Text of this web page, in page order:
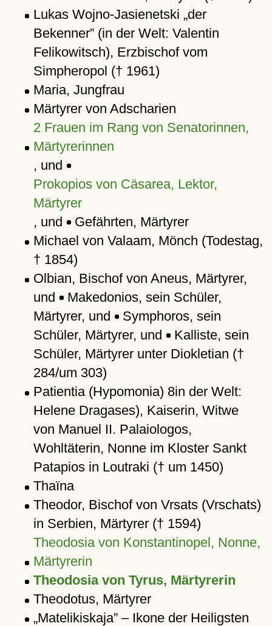
Lukas Wojno-Jasienetski der
Bekenner (in der Welt: Valentin
Felikowitsch), Erzbischof vom
Simpheropol († 1961)
Maria, Jungfrau
Märtyrer von Adscharien
2 Frauen im Rang von Senatorinnen,
Märtyrerinnen
, und
Prokopios von Cäsarea, Lektor,
Märtyrer
, und Gefährten, Märtyrer
Michael von Valaam, Mönch (Todestag,
† 1854)
Olbian, Bischof von Aneus, Märtyrer,
und Makedonios, sein Schüler,
Märtyrer, und Symphoros, sein
Schüler, Märtyrer, und Kalliste, sein
Schüler, Märtyrer unter Diokletian (†
284/um 303)
Patientia (Hypomonia) 8in der Welt:
Helene Dragases), Kaiserin, Witwe
von Manuel II. Palaiologos,
Wohltäterin, Nonne im Kloster Sankt
Patapios in Loutraki († um 1450)
Thaïna
Theodor, Bischof von Vrsats (Vrschats)
in Serbien, Märtyrer († 1594)
Theodosia von Konstantinopel, Nonne,
Märtyrerin
Theodosia von Tyrus, Märtyrerin
Theodotus, Märtyrer
Matelikiskaja – Ikone der Heiligsten